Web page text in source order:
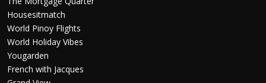
Housesitmatch
World Pinoy Flights
World Holiday Vibes
Yougarden
French with Jacques